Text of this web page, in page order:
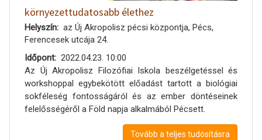
környezettudatosabb élethez
Helyszín
az Új Akropolisz pécsi központja, Pécs,
Ferencesek utcája 24.
Időpont
2022.04.23. 10:00
Az Új Akropolisz Filozófiai Iskola beszélgetéssel és
workshoppal egybekötött előadást tartott a biológiai
sokféleség fontosságáról és az ember döntéseinek
felelősségéről a Föld napja alkalmából Pécsett.
Tovább a teljes tudósításra